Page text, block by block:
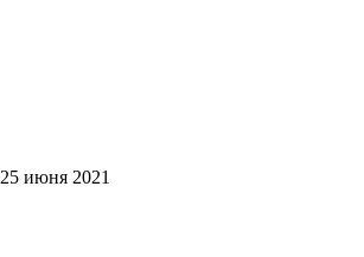
25 июня 2021